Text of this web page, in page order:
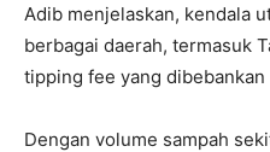
Adib menjelaskan, kendala
berbagai daerah, termasuk
tipping fee yang
Dengan volume sampah